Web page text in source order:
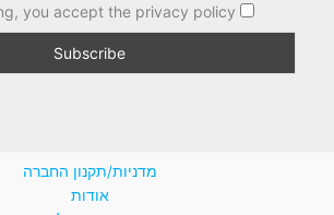
By continuing, you accept the privacy policy
מדניות/תקנון החברה
אודות